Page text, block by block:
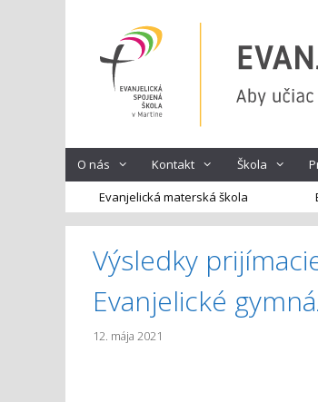
O nás Kontakt Škola
Evanjelická materská škola
Výsledky
Evanjelické
12. mája 2021